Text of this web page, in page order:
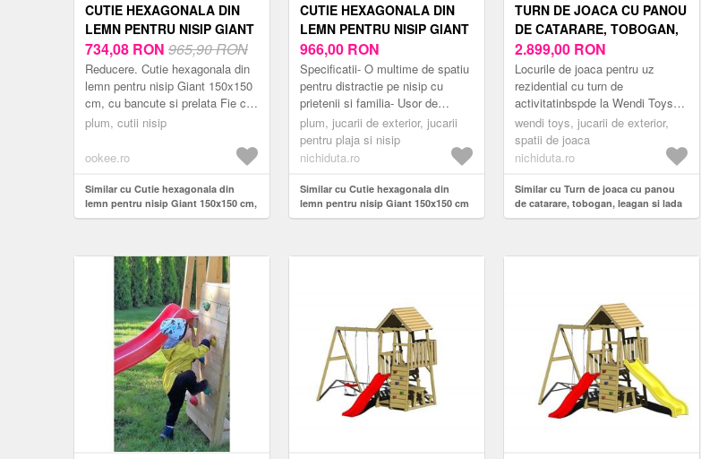
CUTIE HEXAGONALA DIN
LEMN PENTRU NISIP GIANT
150X150 CM, CU BANCUTE
SI PRELATA
734,08 RON 965,90 RON
Reducere. Cutie hexagonala din
lemn pentru nisip Giant 150x150
cm, cu bancute si prelata Fie ca
este vorba de sculptura sau
...
plum, cutii nisip
ookee.ro
Similar cu Cutie hexagonala din
lemn pentru nisip Giant 150x150 cm,
cu bancute si prelata
CUTIE HEXAGONALA DIN
LEMN PENTRU NISIP GIANT
150X150 CM CU BANCUTE
SI PRELATA
966,00 RON
Specificatii- O multime de spatiu
pentru distractie pe nisip cu
prietenii si familia- Usor de
asamblat- Captuseala si capac
pentru nisip pentru pro...
plum, jucarii de exterior, jucarii
pentru plaja si nisip
nichiduta.ro
Similar cu Cutie hexagonala din
lemn pentru nisip Giant 150x150 cm
cu bancute si prelata
TURN DE JOACA CU PANOU
DE CATARARE, TOBOGAN,
LEAGAN SI LADA DE NISIP
CU CAPAC J3
2.899,00 RON
Locurile de joaca pentru uz
rezidential cu turn de
activitatinbspde la Wendi Toys
sunt destinate copiilor avand
varsta cuprinsa intre 4 si 10
ani.T...
wendi toys, jucarii de exterior,
spatii de joaca
nichiduta.ro
Similar cu Turn de joaca cu panou
de catarare, tobogan, leagan si lada
de nisip cu capac J3